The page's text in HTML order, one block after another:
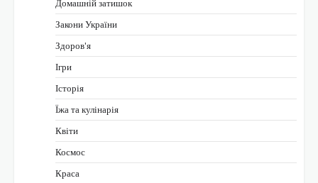
Закони України
Здоров'я
Ігри
Історія
Їжа та кулінарія
Квіти
Космос
Краса